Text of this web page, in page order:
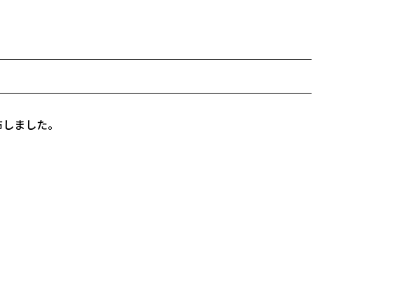
ました。